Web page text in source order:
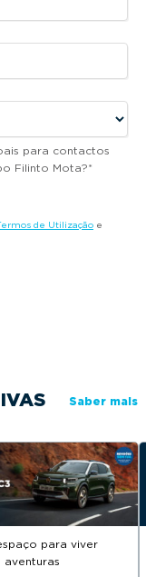
para contactos
Filinto Mota?*
de Utilização e
Saber mais
para viver
aventuras